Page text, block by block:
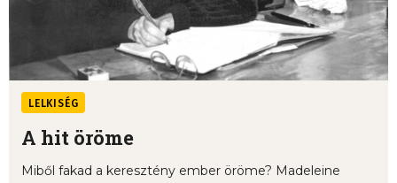
LELKISÉG
A hit öröme
Miből fakad a keresztény ember öröme? Madeleine